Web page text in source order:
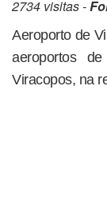
2734 visitas -
Aeroporto de
aeroportos
Viracopos, na